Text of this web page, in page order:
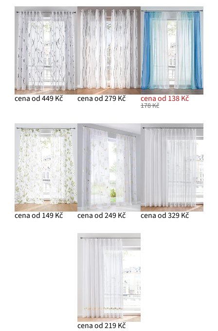
cena od 449 Kč cena od 279 Kč cena od 138 Kč
178 Kč
cena od 149 Kč cena od 249 Kč cena od 329 Kč
cena od 219 Kč